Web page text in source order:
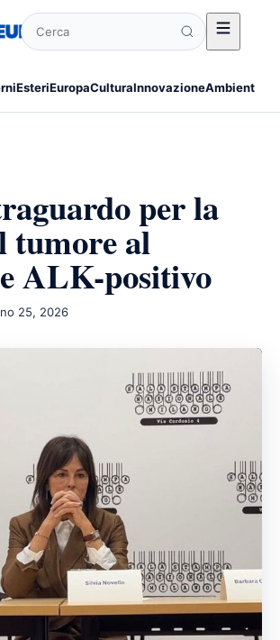
EsteriEuropaCulturaInnovazioneAmbiente
Cerca
per la
tumore al
ALK-positivo
25, 2026